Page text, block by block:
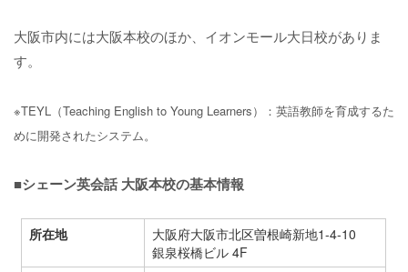
大阪市内には大阪本校のほか、イオンモール大日校がありま
す。
※TEYL（Teaching English to Young Learners）：英語教師を育成するた
めに開発されたシステム。
■シェーン英会話 大阪本校の基本情報
所在地
大阪府大阪市北区曽根崎新地1-4-10
銀泉桜橋ビル 4F